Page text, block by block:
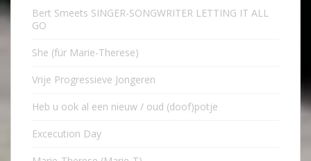
Bert Smeets SINGER-SONGWRITER LETTING IT ALL
GO
She (für Marie-Therese)
Vrije Progressieve Jongeren
Heb u ook al een nieuw / oud (doof)potje
Excecution Day